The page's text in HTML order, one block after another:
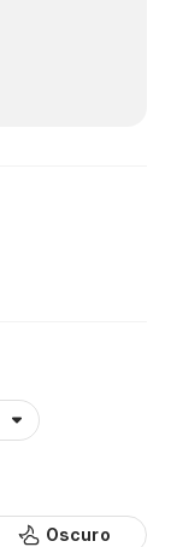
Oscuro